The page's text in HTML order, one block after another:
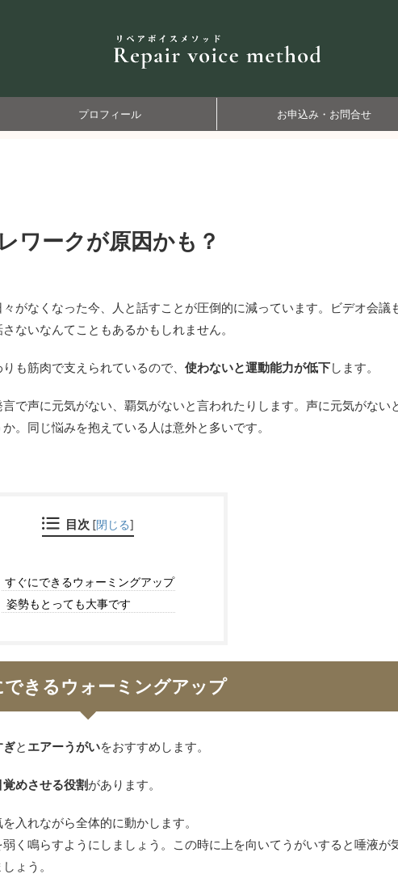
プロフィール お申込み・お問合せ
ワークが原因かも？
がなくなった今、人と話すことが圧倒的に減っています。ビデオ会議
ないなんてこともあるかもしれません。
も筋肉で支えられているので、 使わないと運動能力が低下します。
で声に元気がない、覇気がないと言われたりします。声に元気がない
。同じ悩みを抱えている人は意外と多いです。
目次 [閉じる]
すぐにできるウォーミングアップ
姿勢もとっても大事です
きるウォーミングアップ
ぎと エアーうがいをおすすめします。
めさせる役割があります。
入れながら全体的に動かします。
く鳴らすようにしましょう。この時に上を向いてうがいすると唾液が
ょう。